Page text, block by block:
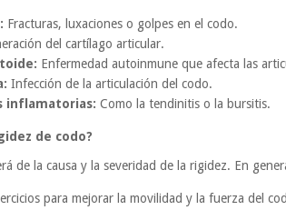
Fracturas, luxaciones o golpes en el codo.
del cartílago articular.
Enfermedad autoinmune que afecta las
Infección de la articulación del codo.
inflamatorias: Como la tendinitis o la bursitis.
de codo?
de la causa y la severidad de la rigidez. En
para mejorar la movilidad y la fuerza del